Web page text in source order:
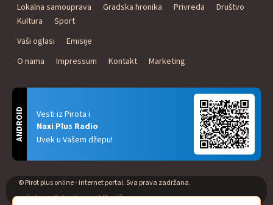
Lokalna samouprava Gradska hronika Privreda
Društvo
Kultura
Sport
Vaši oglasi
Emisije
O nama
Impressum Kontakt Marketing
Vesti iz Pirota i
Naxi Plus Radio
Uvek u Vašem džepu!
ANDROID
© Pirot plus online - internet portal. Sva prava zadržana.
web design & developmentOne IT